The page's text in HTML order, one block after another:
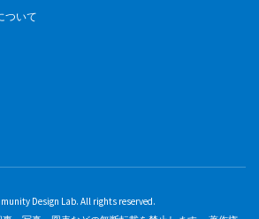
ついて
Design Lab. All rights reserved.